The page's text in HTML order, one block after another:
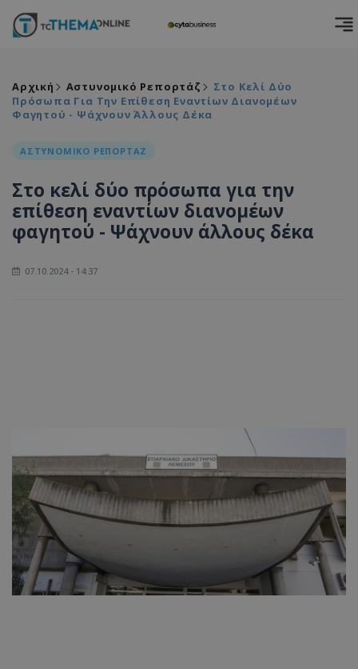
Αρχική Αστυνομικό Ρεπορτάζ
Στο Κελί Δύο
Πρόσωπα Για Την Επίθεση Εναντίων Διανομέων
Φαγητού - Ψάχνουν Άλλους Δέκα
ΑΣΤΥΝΟΜΙΚΟ ΡΕΠΟΡΤΑΖ
Στο κελί δύο πρόσωπα για την
επίθεση εναντίων διανομέων
φαγητού - Ψάχνουν άλλους δέκα
07.10.2024 - 14:37